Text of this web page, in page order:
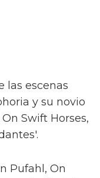
las escenas
y su novio
Swift Horses,
Pufahl, On